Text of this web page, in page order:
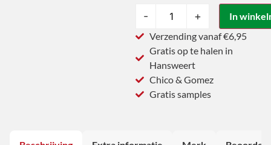
- +
In
Verzending vanaf €6,95
Gratis op te halen in
Hansweert
Chico & Gomez
Gratis samples